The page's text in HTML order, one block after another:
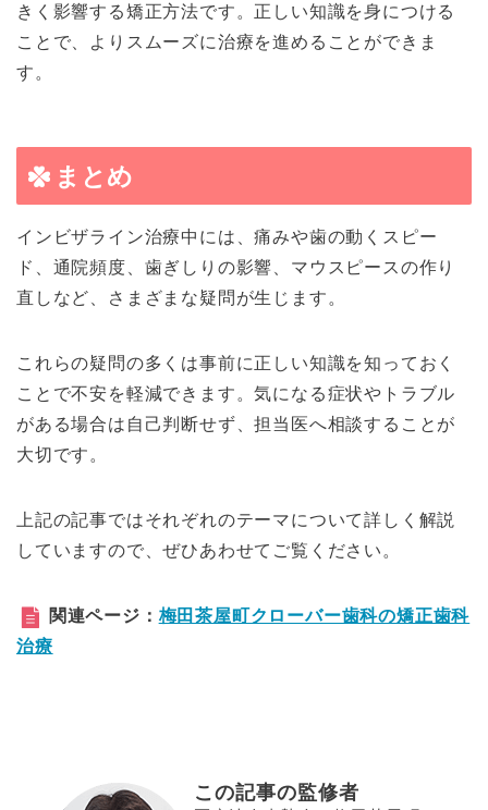
きく影響する矯正方法です。正しい知識を身につける
ことで、よりスムーズに治療を進めることができま
す。
まとめ
インビザライン治療中には、痛みや歯の動くスピー
ド、通院頻度、歯ぎしりの影響、マウスピースの作り
直しなど、さまざまな疑問が生じます。
これらの疑問の多くは事前に正しい知識を知っておく
ことで不安を軽減できます。気になる症状やトラブル
がある場合は自己判断せず、担当医へ相談することが
大切です。
上記の記事ではそれぞれのテーマについて詳しく解説
していますので、ぜひあわせてご覧ください。
関連ページ： 梅田茶屋町クローバー歯科の矯正歯科
治療
この記事の監修者